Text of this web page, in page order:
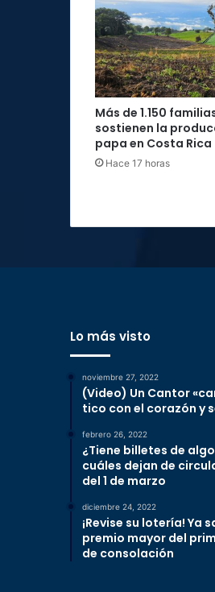
Más de 1.150
sostienen la
papa en Costa Rica
Hace 17 horas
Lo más visto
noviembre 27, 2022
(Video) Un Cantor
tico con el corazón y
febrero 26, 2022
¿Tiene billetes de
cuáles dejan de
del 1 de marzo
diciembre 24, 2022
¡Revise su lotería! Ya
premio mayor del
de consolación